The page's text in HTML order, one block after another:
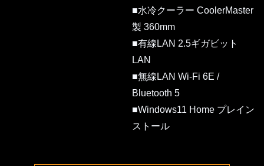
■水冷クーラー CoolerMaster
製 360mm
■有線LAN 2.5ギガビット
LAN
■無線LAN Wi-Fi 6E /
Bluetooth 5
■Windows11 Home プレイン
ストール